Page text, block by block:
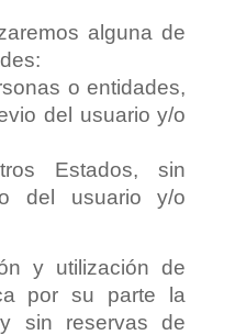
alguna de
o entidades,
del usuario y/o
Estados, sin
del usuario y/o
y utilización de
por su parte la
sin reservas de